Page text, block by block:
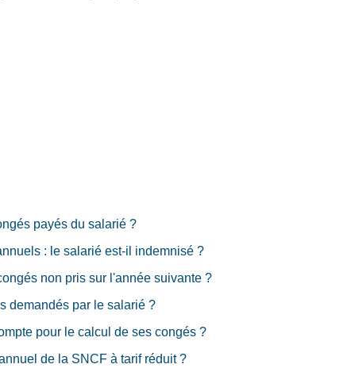
payés du salarié ?
: le salarié est-il indemnisé ?
non pris sur l'année suivante ?
demandés par le salarié ?
pour le calcul de ses congés ?
de la SNCF à tarif réduit ?